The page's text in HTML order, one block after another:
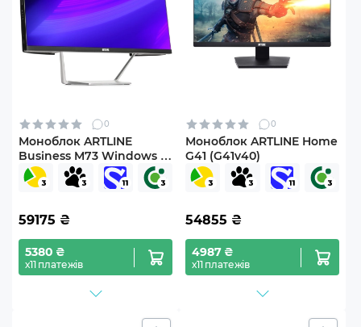
0
Моноблок ARTLINE
Business M73 Windows 11
Pro (M73v15Win)
59175 ₴
5380 ₴
х11 платежів
0
Моноблок ARTLINE Home
G41 (G41v40)
54855 ₴
4987 ₴
х11 платежів